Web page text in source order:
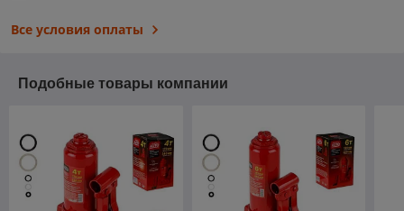
Все условия оплаты
Подобные товары компании